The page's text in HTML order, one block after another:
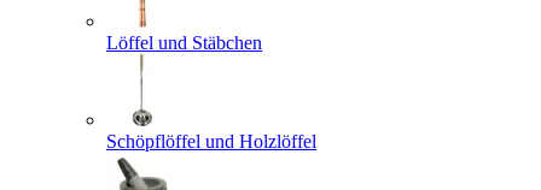
Löffel und Stäbchen
Schöpflöffel und Holzlöffel